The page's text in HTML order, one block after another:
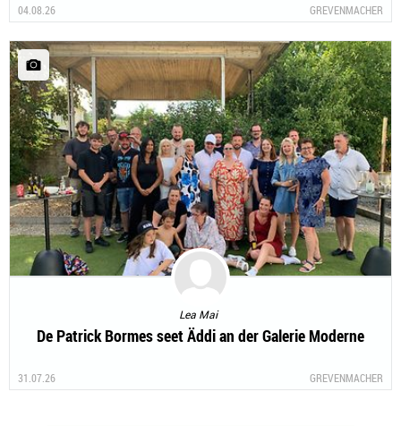
04.08.26 GREVENMACHER
Lea Mai
De Patrick Bormes seet Äddi an der Galerie Moderne
31.07.26 GREVENMACHER